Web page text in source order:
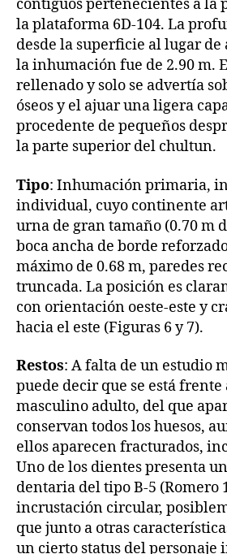
contiguos pertenecientes a la
la plataforma 6D-104. La
desde la superficie al lugar de
la inhumación fue de 2.90 m.
rellenado y solo se advertía
óseos y el ajuar una ligera
procedente de pequeños
la parte superior del chultun.
Tipo: Inhumación primaria,
individual, cuyo continente
urna de gran tamaño (0.70 m
boca ancha de borde
máximo de 0.68 m, paredes
truncada. La posición es
con orientación oeste-este y
hacia el este (Figuras 6 y 7).
Restos: A falta de un estudio
puede decir que se está
masculino adulto, del que
conservan todos los huesos,
ellos aparecen fracturados,
Uno de los dientes presenta
dentaria del tipo B-5 (Romero
incrustación circular,
que junto a otras
un cierto status del personaje